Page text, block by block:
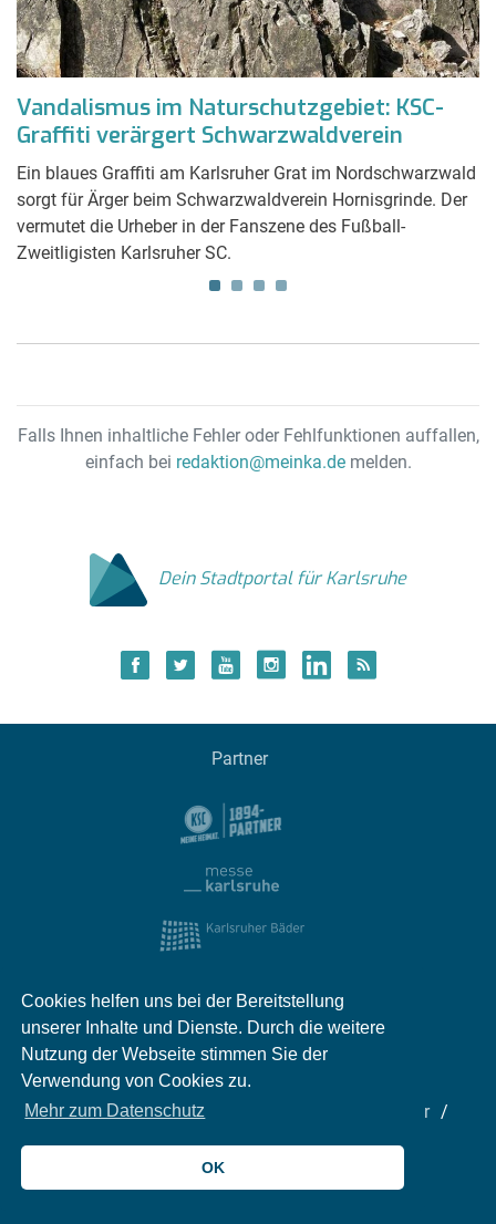
Cookies helfen uns bei der Bereitstellung
unserer Inhalte und Dienste. Durch die weitere
Nutzung der Webseite stimmen Sie der
Verwendung von Cookies zu.
Mehr zum Datenschutz
OK
Vandalismus im Naturschutzgebiet: KSC-
Graffiti verärgert Schwarzwaldverein
Ein blaues Graffiti am Karlsruher Grat im Nordschwarzwald
sorgt für Ärger beim Schwarzwaldverein Hornisgrinde. Der
vermutet die Urheber in der Fanszene des Fußball-
Zweitligisten Karlsruher SC.
Falls Ihnen inhaltliche Fehler oder Fehlfunktionen auffallen,
einfach bei redaktion@meinka.demelden.
Dein Stadtportal für Karlsruhe
Partner
Impressum Kontakt
Partner
© 2026 meinKA